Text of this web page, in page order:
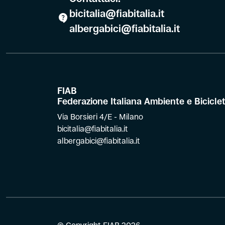
bicitalia@fiabitalia.it
albergabici@fiabitalia.it
FIAB
Federazione Italiana Ambiente e
Via Borsieri 4/E - Milano
bicitalia@fiabitalia.it
albergabici@fiabitalia.it